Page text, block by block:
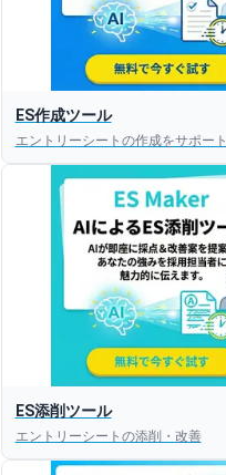
ES作成ツール
エントリーシートの作成をサポート
ES添削ツール
エントリーシートの添削・改善